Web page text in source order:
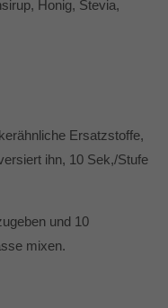
ich Dich gerne zu
Honig, Stevia,
Ersatzstoffe,
ihn, 10 Sek,/Stufe
und 10
mixen.